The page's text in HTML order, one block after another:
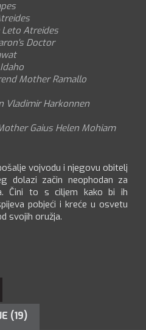
Leto Atreides
Doctor
Mother Ramallo
Vladimir Harkonnen
Gaius Helen Mohiam
vojvodu i njegovu obitelj
dolazi začin neophodan za
Čini to s ciljem kako bi ih
pobjeći i kreće u osvetu
svojih oružja.
(19)